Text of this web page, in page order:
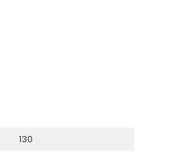
130